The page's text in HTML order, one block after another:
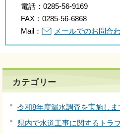
電話： 0285-56-9169
FAX： 0285-56-6868
Mail：
メールでのお問合
カテゴリー
令和8年度漏水調査を実施しま
県内で水道工事に関するトラ